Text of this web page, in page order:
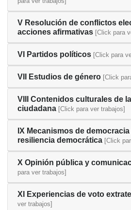
V Resolución de conflictos
acciones afirmativas [Click para
VI Partidos políticos [Click para
VII Estudios de género [Click
VIII Contenidos culturales de
ciudadana [Click para ver trabajos]
IX Mecanismos de
resiliencia democrática [Click
X Opinión pública y
para ver trabajos]
XI Experiencias de voto
ver trabajos]